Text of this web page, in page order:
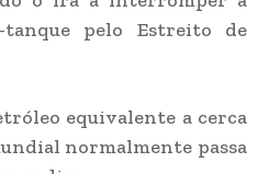
tanque pelo Estreito de
equivalente a cerca
normalmente passa